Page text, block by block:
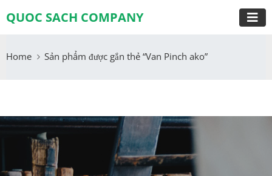
QUOC SACH COMPANY
Home Sản phẩm được gắn thẻ “Van Pinch ako”